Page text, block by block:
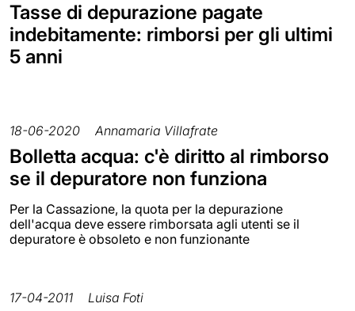
Tasse di depurazione pagate
indebitamente: rimborsi per gli ultimi
5 anni
18-06-2020 Annamaria Villafrate
Bolletta acqua: c'è diritto al rimborso
se il depuratore non funziona
Per la Cassazione, la quota per la depurazione
dell'acqua deve essere rimborsata agli utenti se il
depuratore è obsoleto e non funzionante
17-04-2011 Luisa Foti